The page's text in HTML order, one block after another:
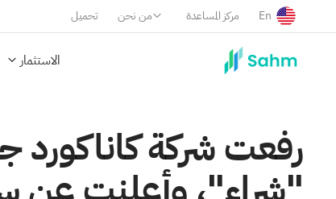
تحميل من نحن مركز المساعدة En
الاستثمار
رفعت شركة كاناكورد